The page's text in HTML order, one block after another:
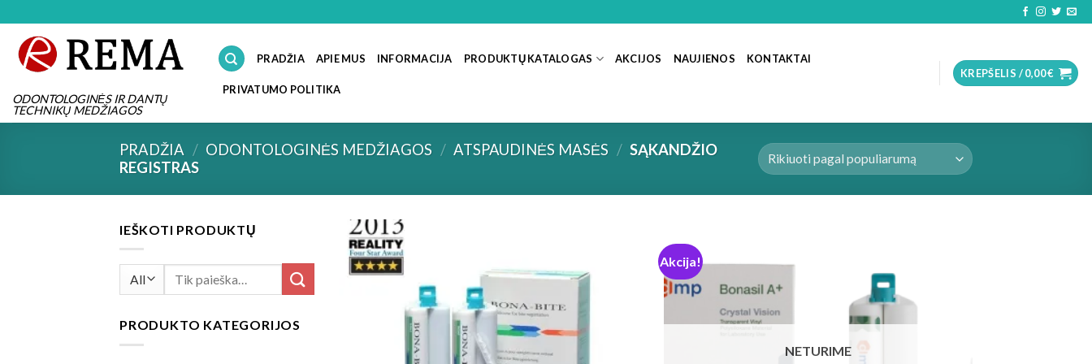
content
ODONTOLOGINĖS IR DANTŲ
TECHNIKŲ MEDŽIAGOS
PRADŽIA APIE MUS INFORMACIJA PRODUKTŲ KATALOGAS AKCIJOS NAUJIENOS KONTAKTAI
PRIVATUMO POLITIKA
KREPŠELIS /0,00€
PRADŽIA / ODONTOLOGINĖS MEDŽIAGOS / ATSPAUDINĖS MASĖS / SĄKANDŽIO
REGISTRAS
IEŠKOTI PRODUKTŲ
Ieškoti:
PRODUKTO KATEGORIJOS
Akcija!
NETURIME